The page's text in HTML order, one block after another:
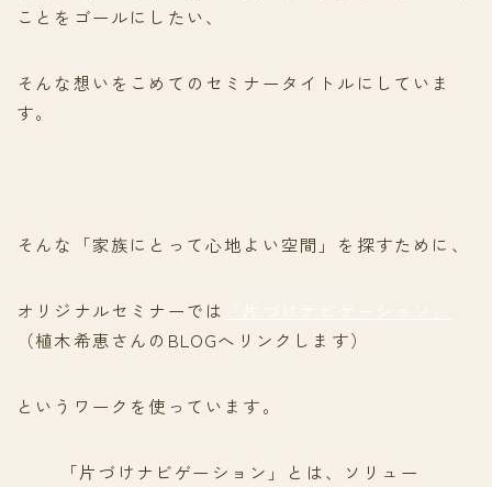
ことをゴールにしたい、
そんな想いをこめてのセミナータイトルにしていま
す。
そんな「家族にとって心地よい空間」を探すために、
オリジナルセミナーでは
（植木希恵さんのBLOGへリンクします）
というワークを使っています。
「片づけナビゲーション」とは、ソリュー